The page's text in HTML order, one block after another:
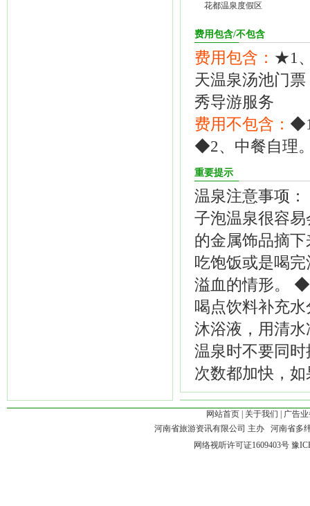
花都温泉度假区
费用包含/不包含
费用包含： ★1
天温泉汤池门
秀导游服务
费用不包含：
◆2、中餐自理
重要提示
温泉注意事项
子泡温泉很容
的金属饰品摘
吃饱饭或是喝
溢血的情形。
喝点饮料补充
沐浴液，用清
温泉时不要同
次数都加快，
网站首页 关于我们
广告
河南省旅游资讯有限公司 主办 河南省多
网络视听许可证1609403号豫